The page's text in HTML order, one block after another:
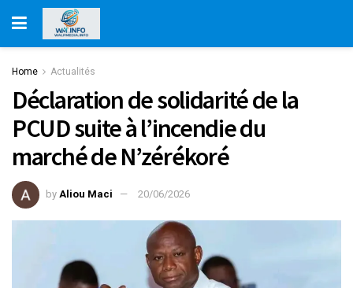
Home Actualités
Déclaration de solidarité de la
PCUD suite à l’incendie du
marché de N’zérékoré
by Aliou Maci 20/06/2026